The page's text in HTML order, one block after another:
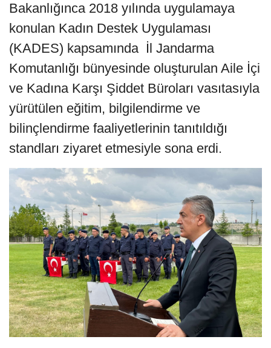
Bakanlığınca 2018 yılında uygulamaya
konulan Kadın Destek Uygulaması
(KADES) kapsamında İl Jandarma
Komutanlığı bünyesinde oluşturulan Aile İçi
ve Kadına Karşı Şiddet Büroları vasıtasıyla
yürütülen eğitim, bilgilendirme ve
bilinçlendirme faaliyetlerinin tanıtıldığı
standları ziyaret etmesiyle sona erdi.